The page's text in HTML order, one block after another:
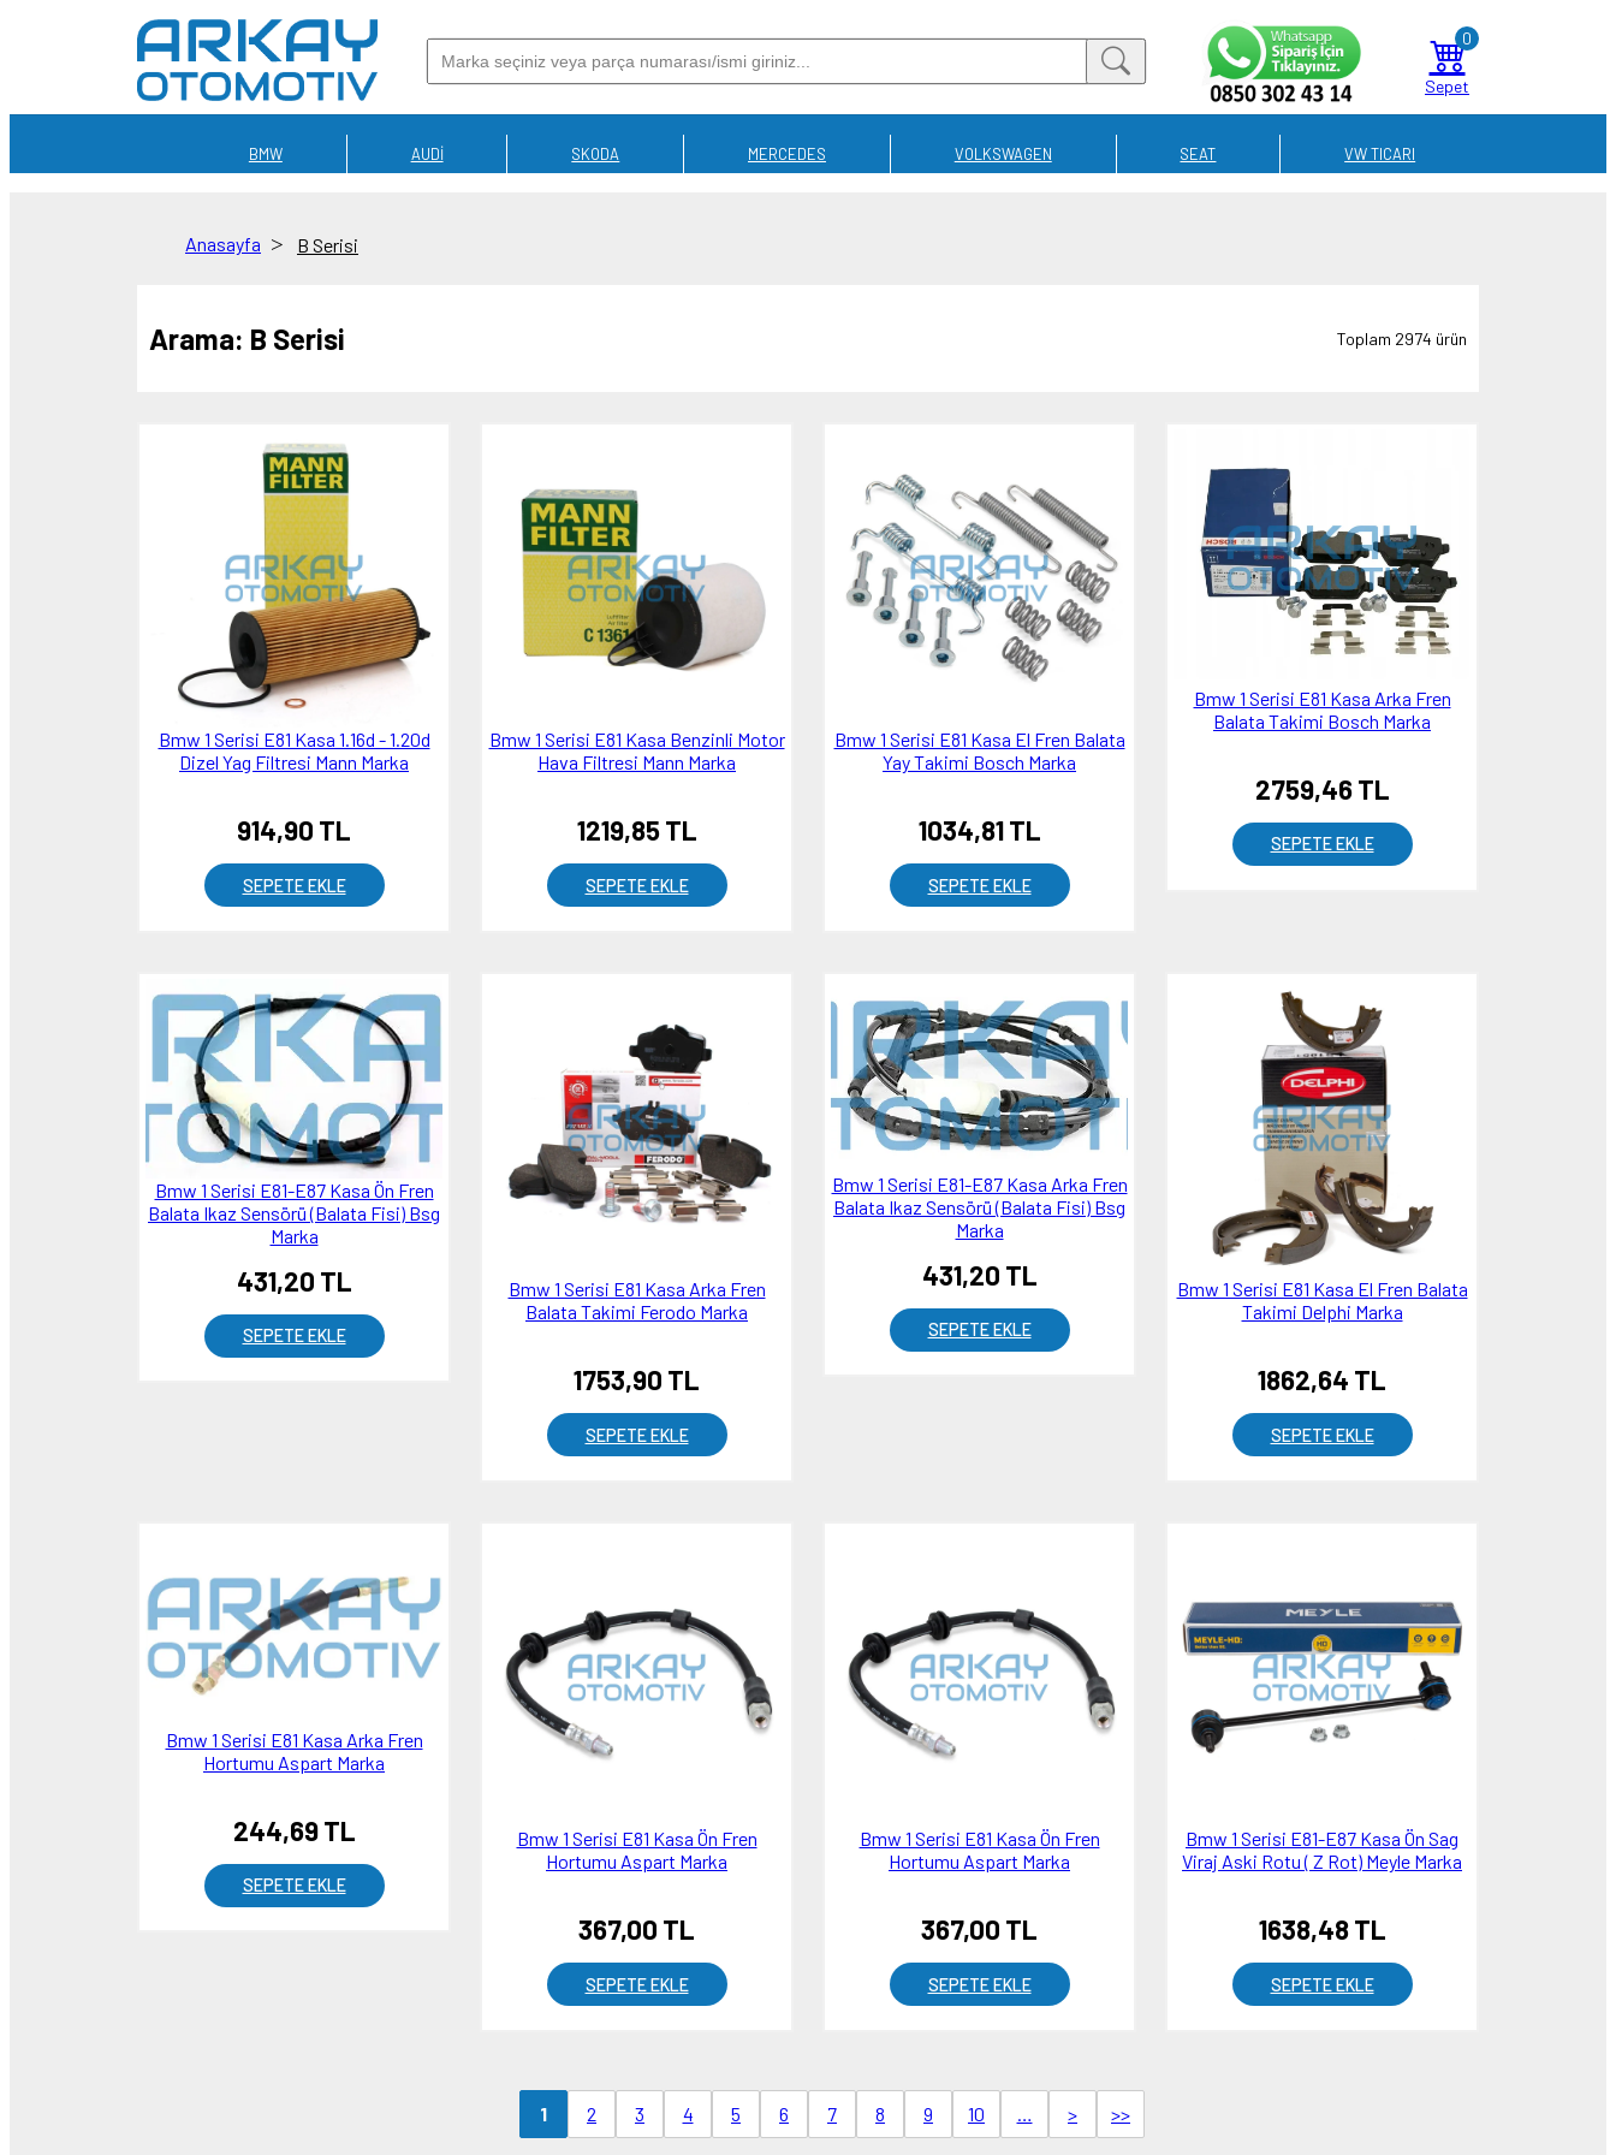
0
Sepet
BMW AUDİ SKODA MERCEDES VOLKSWAGEN SEAT VW TICARI
Anasayfa B Serisi
Arama: B Serisi Toplam 2974 ürün
Bmw 1 Serisi E81 Kasa 1.16d - 1.20d
Dizel Yag Filtresi Mann Marka
914,90 TL
SEPETE EKLE
Bmw 1 Serisi E81 Kasa Benzinli Motor
Hava Filtresi Mann Marka
1219,85 TL
SEPETE EKLE
Bmw 1 Serisi E81 Kasa El Fren Balata
Yay Takimi Bosch Marka
1034,81 TL
SEPETE EKLE
Bmw 1 Serisi E81 Kasa Arka Fren
Balata Takimi Bosch Marka
2759,46 TL
SEPETE EKLE
Bmw 1 Serisi E81-E87 Kasa Ön Fren
Balata Ikaz Sensörü (Balata Fisi) Bsg
Marka
431,20 TL
SEPETE EKLE
Bmw 1 Serisi E81 Kasa Arka Fren
Balata Takimi Ferodo Marka
1753,90 TL
SEPETE EKLE
Bmw 1 Serisi E81-E87 Kasa Arka Fren
Balata Ikaz Sensörü (Balata Fisi) Bsg
Marka
431,20 TL
SEPETE EKLE
Bmw 1 Serisi E81 Kasa El Fren Balata
Takimi Delphi Marka
1862,64 TL
SEPETE EKLE
Bmw 1 Serisi E81 Kasa Arka Fren
Hortumu Aspart Marka
244,69 TL
SEPETE EKLE
Bmw 1 Serisi E81 Kasa Ön Fren
Hortumu Aspart Marka
367,00 TL
SEPETE EKLE
Bmw 1 Serisi E81 Kasa Ön Fren
Hortumu Aspart Marka
367,00 TL
SEPETE EKLE
Bmw 1 Serisi E81-E87 Kasa Ön Sag
Viraj Aski Rotu ( Z Rot) Meyle Marka
1638,48 TL
SEPETE EKLE
1 2 3 4 5 6 7 8 9 10 > >>